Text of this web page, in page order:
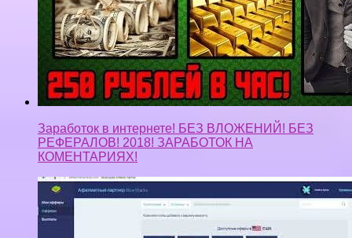
Заработок в интернете! БЕЗ ВЛОЖЕНИЙ! БЕЗ
РЕФЕРАЛОВ! 2018! ЗАРАБОТОК НА
КОМЕНТАРИЯХ!